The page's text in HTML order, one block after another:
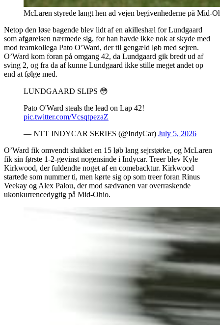
McLaren styrede langt hen ad vejen begivenhederne på Mid-
Netop den løse bagende blev lidt af en akilleshæl for Lundgaard
som afgørelsen nærmede sig, for han havde ikke nok at skyde med
mod teamkollega Pato O’Ward, der til gengæld løb med sejren.
O’Ward kom foran på omgang 42, da Lundgaard gik bredt ud af
sving 2, og fra da af kunne Lundgaard ikke stille meget andet op
end at følge med.
LUNDGAARD SLIPS 😳
Pato O'Ward steals the lead on Lap 42!
pic.twitter.com/VcsqtpezaZ
— NTT INDYCAR SERIES (@IndyCar) July 5, 2026
O’Ward fik omvendt slukket en 15 løb lang sejrstørke, og McLaren
fik sin første 1-2-gevinst nogensinde i Indycar. Treer blev Kyle
Kirkwood, der fuldendte noget af en comebacktur. Kirkwood
startede som nummer ti, men kørte sig op som treer foran Rinus
Veekay og Alex Palou, der mod sædvanen var overraskende
ukonkurrencedygtig på Mid-Ohio.